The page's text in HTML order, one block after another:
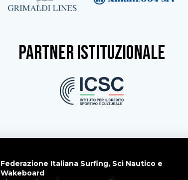
partner istituzionale
Federazione Italiana Surfing, Sci Nautico e
Wakeboard